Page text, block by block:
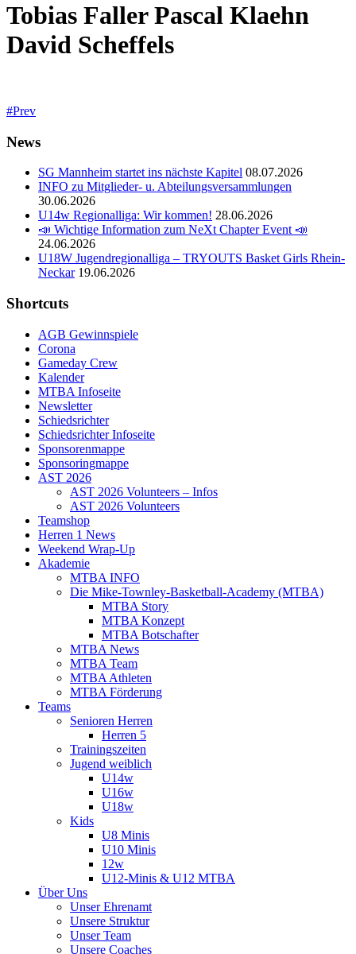
Tobias Faller Pascal Klaehn
David Scheffels
Prev
News
SG Mannheim startet ins nächste Kapitel 08.07.2026
INFO zu Mitglieder- u. Abteilungsversammlungen
30.06.2026
U14w Regionalliga: Wir kommen! 28.06.2026
📣 Wichtige Information zum NeXt Chapter Event 📣
24.06.2026
U18W Jugendregionalliga – TRYOUTS Basket Girls Rhein-
Neckar 19.06.2026
Shortcuts
AGB Gewinnspiele
Corona
Gameday Crew
Kalender
MTBA Infoseite
Newsletter
Schiedsrichter
Schiedsrichter Infoseite
Sponsorenmappe
Sponsoringmappe
AST 2026
AST 2026 Volunteers – Infos
AST 2026 Volunteers
Teamshop
Herren 1 News
Weekend Wrap-Up
Akademie
MTBA INFO
Die Mike-Townley-Basketball-Academy (MTBA)
MTBA Story
MTBA Konzept
MTBA Botschafter
MTBA News
MTBA Team
MTBA Athleten
MTBA Förderung
Teams
Senioren Herren
Herren 5
Trainingszeiten
Jugend weiblich
U14w
U16w
U18w
Kids
U8 Minis
U10 Minis
12w
U12-Minis & U12 MTBA
Über Uns
Unser Ehrenamt
Unsere Struktur
Unser Team
Unsere Coaches